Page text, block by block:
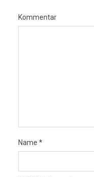
Kommentar
Name *